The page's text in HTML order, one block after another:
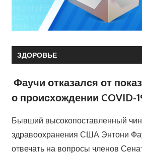
ЗДОРОВЬЕ
Фаучи отказался от
о происхождении COVID-
Бывший высокопоставленный
здравоохранения США Энтони
отвечать на вопросы членов